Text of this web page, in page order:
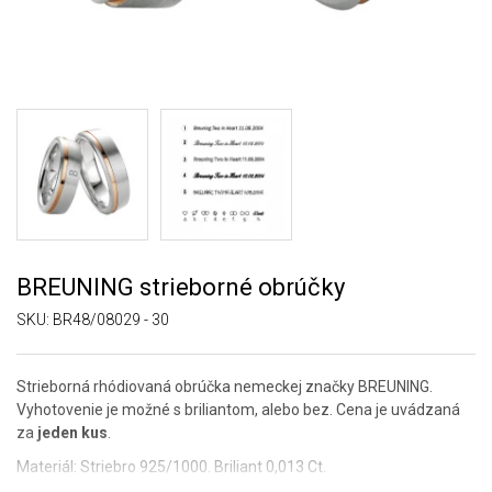
BREUNING strieborné obrúčky
SKU: BR48/08029 - 30
Strieborná rhódiovaná obrúčka nemeckej značky BREUNING.
Vyhotovenie je možné s briliantom, alebo bez. Cena je uvádzaná
za jeden kus
Materiál: Striebro 925/1000. Briliant 0,013 Ct.